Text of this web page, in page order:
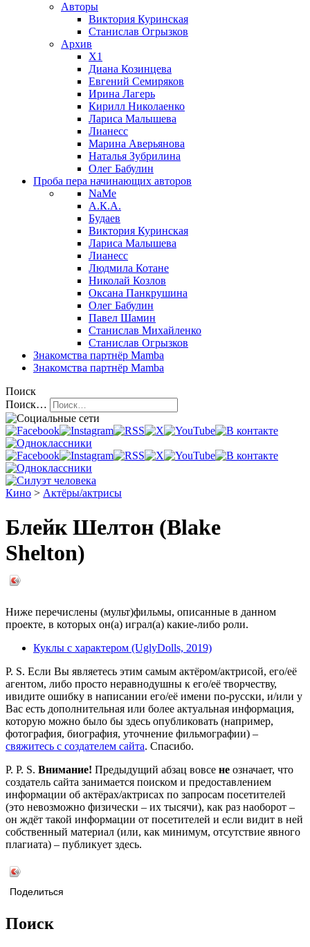
Авторы
Виктория Куринская
Станислав Огрызков
Архив
X1
Диана Козинцева
Евгений Семиряков
Ирина Лагерь
Кирилл Николаенко
Лариса Малышева
Лианесс
Марина Аверьянова
Наталья Зубрилина
Олег Бабулин
Проба пера начинающих авторов
NaMe
А.К.А.
Будаев
Виктория Куринская
Лариса Малышева
Лианесс
Людмила Котане
Николай Козлов
Оксана Панкрушина
Олег Бабулин
Павел Шамин
Станислав Михайленко
Станислав Огрызков
Знакомства партнёр Mamba
Знакомства партнёр Mamba
Поиск
Поиск…
Кино > Актёры/актрисы
Блейк Шелтон (Blake
Shelton)
Ниже перечислены (мульт)фильмы, описанные в данном
проекте, в которых он(а) играл(а) какие-либо роли.
Куклы с характером (UglyDolls, 2019)
P. S. Если Вы являетесь этим самым актёром/актрисой, его/её
агентом, либо просто неравнодушны к его/её творчеству,
ивидите ошибку в написании его/её имени по-русски, и/или у
Вас есть дополнительная или более актуальная информация,
которую можно было бы здесь опубликовать (например,
фотография, биография, уточнение фильмографии) –
свяжитесь с создателем сайта. Спасибо.
P. P. S. Внимание! Предыдущий абзац вовсе не означает, что
создатель сайта занимается поиском и предоставлением
информации об актёрах/актрисах по запросам посетителей
(это невозможно физически – их тысячи), как раз наоборот –
он ждёт такой информации от посетителей и если видит в ней
собственный материал (или, как минимум, отсутствие явного
плагиата) – публикует здесь.
Поделиться
Поиск